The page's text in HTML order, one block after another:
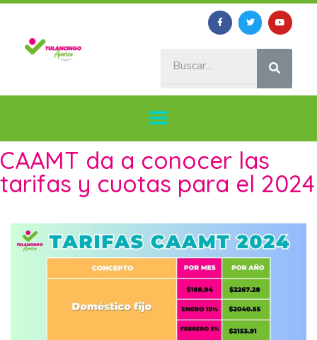
CAAMT da a conocer las
tarifas y cuotas para el 2024